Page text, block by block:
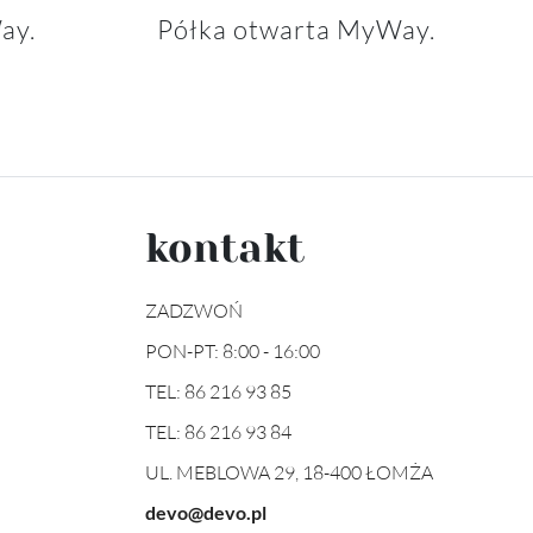
Półka otwarta MyWay.
kontakt
ZADZWOŃ
PON-PT: 8:00 - 16:00
TEL: 86 216 93 85
TEL: 86 216 93 84
UL. MEBLOWA 29, 18-400 ŁOMŻA
devo@devo.pl